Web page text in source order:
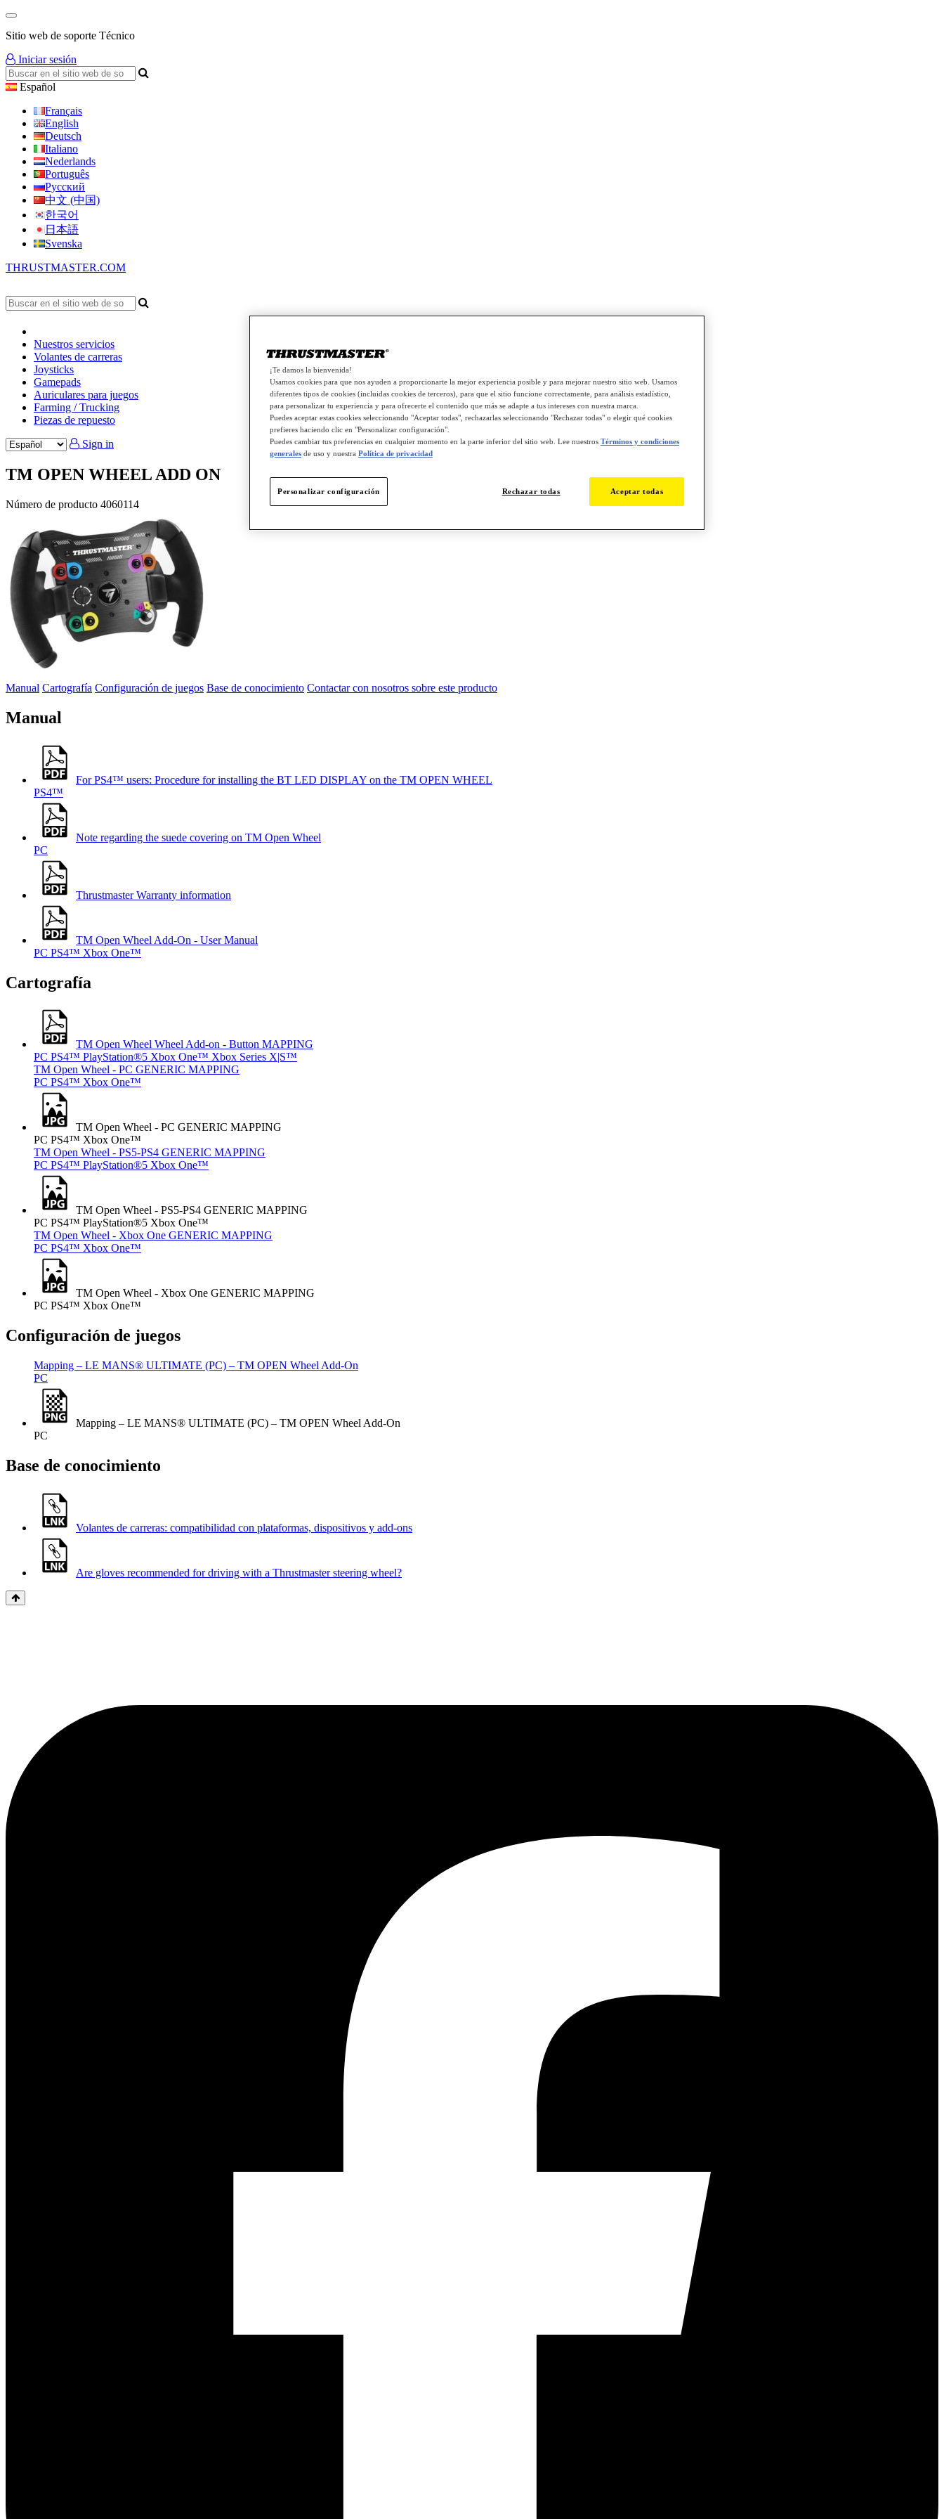
Sitio web de soporte Técnico
Iniciar sesión
Español
Français
English
Deutsch
Italiano
Nederlands
Português
Русский
中文 (中国)
한국어
日本語
Svenska
THRUSTMASTER.COM
Nuestros servicios
Volantes de carreras
Joysticks
Gamepads
Auriculares para juegos
Farming / Trucking
Piezas de repuesto
Sign in
TM OPEN WHEEL ADD ON
Número de producto 4060114
Manual Cartografía Configuración de juegos Base de conocimiento Contactar con nosotros sobre este producto
Manual
For PS4™ users: Procedure for installing the BT LED DISPLAY on the TM OPEN WHEEL
PS4™
Note regarding the suede covering on TM Open Wheel
PC
Thrustmaster Warranty information
TM Open Wheel Add-On - User Manual
PC PS4™ Xbox One™
Cartografía
TM Open Wheel Wheel Add-on - Button MAPPING
PC PS4™ PlayStation®5 Xbox One™ Xbox Series X|S™
TM Open Wheel - PC GENERIC MAPPING
PC PS4™ Xbox One™
TM Open Wheel - PC GENERIC MAPPING
PC PS4™ Xbox One™
TM Open Wheel - PS5-PS4 GENERIC MAPPING
PC PS4™ PlayStation®5 Xbox One™
TM Open Wheel - PS5-PS4 GENERIC MAPPING
PC PS4™ PlayStation®5 Xbox One™
TM Open Wheel - Xbox One GENERIC MAPPING
PC PS4™ Xbox One™
TM Open Wheel - Xbox One GENERIC MAPPING
PC PS4™ Xbox One™
Configuración de juegos
Mapping – LE MANS® ULTIMATE (PC) – TM OPEN Wheel Add-On
PC
Mapping – LE MANS® ULTIMATE (PC) – TM OPEN Wheel Add-On
PC
Base de conocimiento
Volantes de carreras: compatibilidad con plataformas, dispositivos y add-ons
Are gloves recommended for driving with a Thrustmaster steering wheel?
¡Te damos la bienvenida!
Usamos cookies para que nos ayuden a proporcionarte la mejor experiencia posible y para mejorar nuestro sitio web. Usamos
diferentes tipos de cookies (incluidas cookies de terceros), para que el sitio funcione correctamente, para análisis estadístico,
para personalizar tu experiencia y para ofrecerte el contenido que más se adapte a tus intereses con nuestra marca.
Puedes aceptar estas cookies seleccionando "Aceptar todas", rechazarlas seleccionando "Rechazar todas" o elegir qué cookies
prefieres haciendo clic en "Personalizar configuración".
Puedes cambiar tus preferencias en cualquier momento en la parte inferior del sitio web. Lee nuestros Términos y condiciones
generales de uso y nuestra Política de privacidad
Rechazar todas Aceptar todas
Personalizar configuración